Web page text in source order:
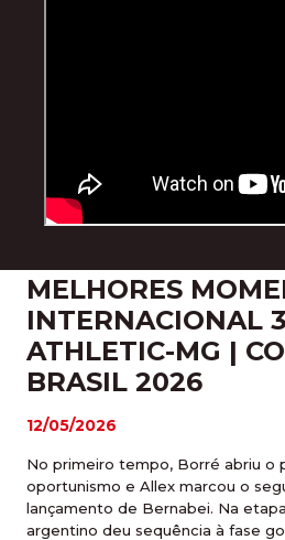
MELHORES
INTERNACIONAL
ATHLETIC-MG |
BRASIL 2026
12/05/2026
No primeiro tempo, Borré abriu o
oportunismo e Allex marcou o
lançamento de Bernabei. Na
argentino deu sequência à fase